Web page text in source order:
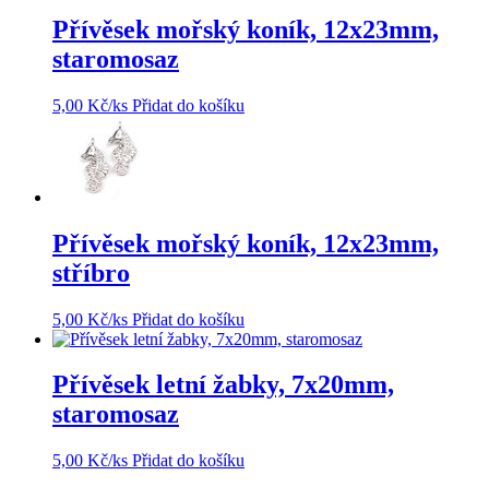
Přívěsek mořský koník, 12x23mm,
staromosaz
5,00 Kč/ks Přidat do košíku
Přívěsek mořský koník, 12x23mm,
stříbro
5,00 Kč/ks Přidat do košíku
Přívěsek letní žabky, 7x20mm,
staromosaz
5,00 Kč/ks Přidat do košíku